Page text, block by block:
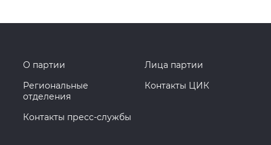
О партии
Лица партии
Региональные
отделения
Контакты ЦИК
Контакты пресс-службы